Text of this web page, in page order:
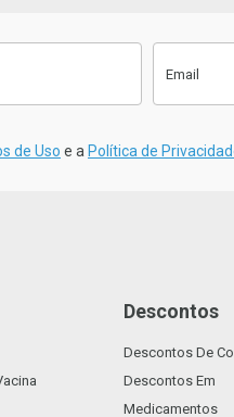
Email
de Uso e a Política de
Descontos
Descontos De
Descontos Em
Medicamentos
o Upload da
Confirmar